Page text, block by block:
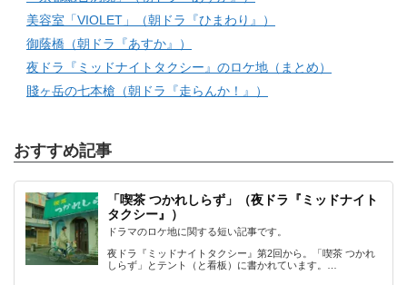
美容室「VIOLET」（朝ドラ『ひまわり』）
御蔭橋（朝ドラ『あすか』）
夜ドラ『ミッドナイトタクシー』のロケ地（まとめ）
賤ヶ岳の七本槍（朝ドラ『走らんか！』）
おすすめ記事
「喫茶 つかれしらず」（夜ドラ『ミッドナイト
タクシー』）
ドラマのロケ地に関する短い記事です。
夜ドラ『ミッドナイトタクシー』第2回から。「喫茶 つかれ
しらず」とテント（と看板）に書かれています。…